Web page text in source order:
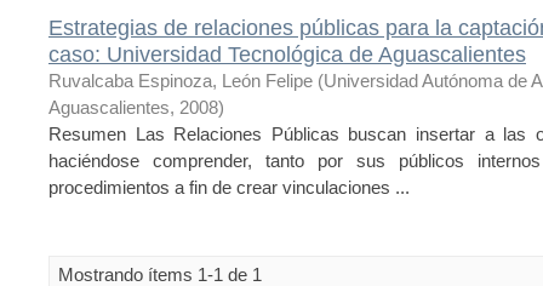
Estrategias de relaciones públicas para la
caso: Universidad Tecnológica de Aguascalientes
Ruvalcaba Espinoza, León Felipe (Universidad Autónoma de
Aguascalientes, 2008)
Resumen Las Relaciones Públicas buscan insertar a las
haciéndose comprender, tanto por sus públicos
procedimientos a fin de crear vinculaciones ...
Mostrando ítems 1-1 de 1